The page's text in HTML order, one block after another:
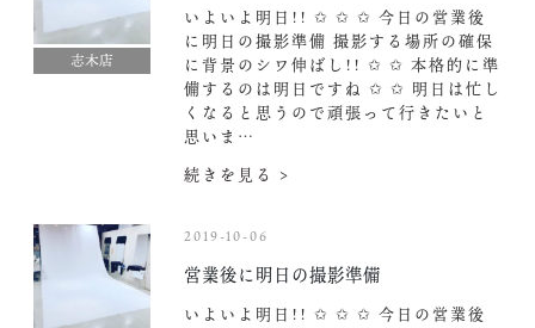
志木店
いよいよ明日!! ✩ ✩ ✩ 今日の営業後
に明日の撮影準備 撮影する場所の確保
に背景のシワ伸ばし!! ✩ ✩ 本格的に準
備するのは明日ですね ✩ ✩ 明日は忙し
くなると思うので頑張って行きたいと
思いま…
続きを見る >
2019-10-06
営業後に明日の撮影準備
いよいよ明日!! ✩ ✩ ✩ 今日の営業後